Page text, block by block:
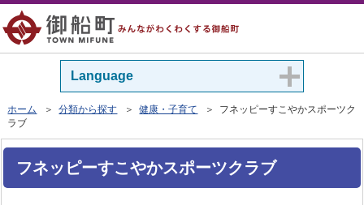
Language
ホーム ＞分類から探す ＞健康・子育て
＞ フネッピーすこやかスポーツク
ラブ
フネッピーすこやかスポーツクラブ